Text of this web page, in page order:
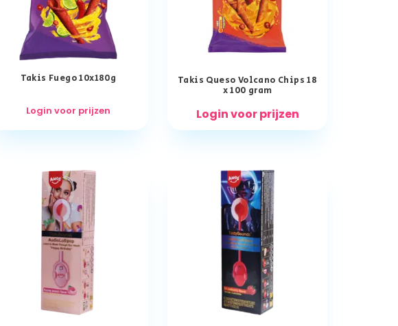
Takis Fuego 10x180g
Login voor prijzen
Takis Queso Volcano Chips 18
x 100 gram
Login voor prijzen